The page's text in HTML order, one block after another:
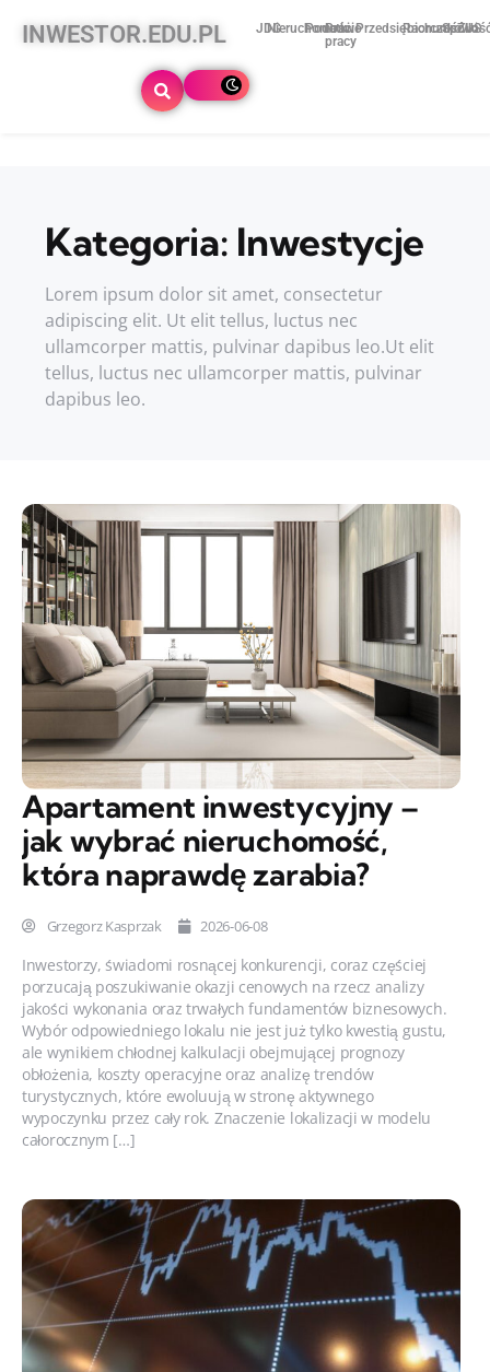
INWESTOR.EDU.PL JDGNieruchomości
Podatki
Prawo
pracy
Przedsiębiorczość
Spółki
ZUS
Kategoria: Inwestycje
Lorem ipsum dolor sit amet, consectetur
adipiscing elit. Ut elit tellus, luctus nec
ullamcorper mattis, pulvinar dapibus leo.Ut elit
tellus, luctus nec ullamcorper mattis, pulvinar
dapibus leo.
Apartament inwestycyjny –
jak wybrać nieruchomość,
która naprawdę zarabia?
Grzegorz Kasprzak 2026-06-08
Inwestorzy, świadomi rosnącej konkurencji, coraz częściej
porzucają poszukiwanie okazji cenowych na rzecz analizy
jakości wykonania oraz trwałych fundamentów biznesowych.
Wybór odpowiedniego lokalu nie jest już tylko kwestią gustu,
ale wynikiem chłodnej kalkulacji obejmującej prognozy
obłożenia, koszty operacyjne oraz analizę trendów
turystycznych, które ewoluują w stronę aktywnego
wypoczynku przez cały rok. Znaczenie lokalizacji w modelu
całorocznym […]